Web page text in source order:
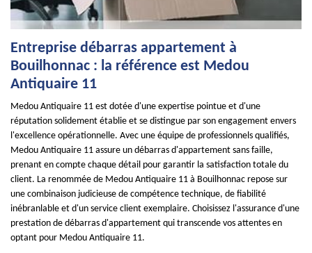
Entreprise débarras appartement à
Bouilhonnac : la référence est Medou
Antiquaire 11
Medou Antiquaire 11 est dotée d'une expertise pointue et d'une
réputation solidement établie et se distingue par son engagement envers
l'excellence opérationnelle. Avec une équipe de professionnels qualifiés,
Medou Antiquaire 11 assure un débarras d'appartement sans faille,
prenant en compte chaque détail pour garantir la satisfaction totale du
client. La renommée de Medou Antiquaire 11 à Bouilhonnac repose sur
une combinaison judicieuse de compétence technique, de fiabilité
inébranlable et d'un service client exemplaire. Choisissez l'assurance d'une
prestation de débarras d'appartement qui transcende vos attentes en
optant pour Medou Antiquaire 11.